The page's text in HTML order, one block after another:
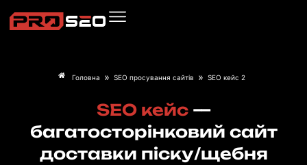
Головна » SEO просування сайтів » SEO кейс 2
SEO кейс—
багатосторінковий сайт
доставки піску/щебня